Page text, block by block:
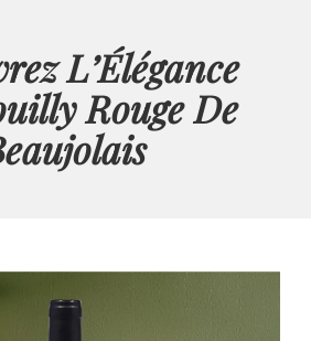
L’Élégance
Rouge De